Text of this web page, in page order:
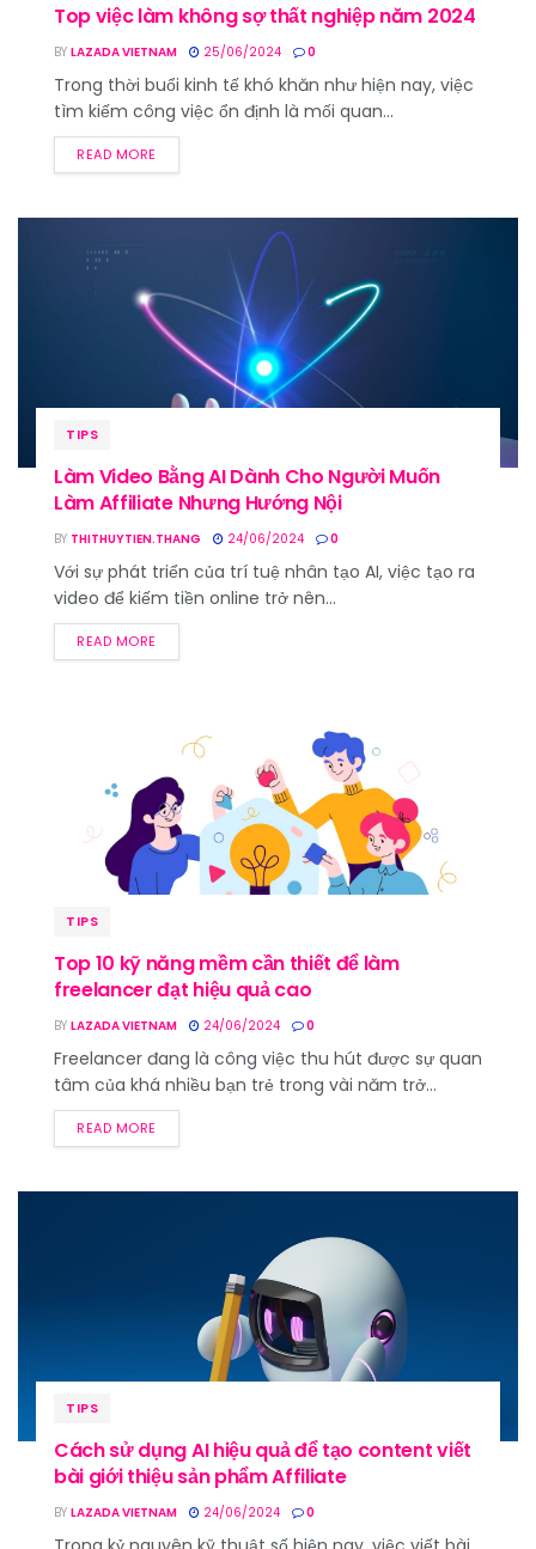
Top việc làm không sợ thất nghiệp năm 2024
BY LAZADA VIETNAM 25/06/2024 0
Trong thời buổi kinh tế khó khăn như hiện nay, việc
tìm kiếm công việc ổn định là mối quan...
READ MORE
TIPS
Làm Video Bằng AI Dành Cho Người Muốn
Làm Affiliate Nhưng Hướng Nội
BY THITHUYTIEN.THANG 24/06/2024 0
Với sự phát triển của trí tuệ nhân tạo AI, việc tạo ra
video để kiếm tiền online trở nên...
READ MORE
TIPS
Top 10 kỹ năng mềm cần thiết để làm
freelancer đạt hiệu quả cao
BY LAZADA VIETNAM 24/06/2024 0
Freelancer đang là công việc thu hút được sự quan
tâm của khá nhiều bạn trẻ trong vài năm trở...
READ MORE
TIPS
Cách sử dụng AI hiệu quả để tạo content viết
bài giới thiệu sản phẩm Affiliate
BY LAZADA VIETNAM 24/06/2024 0